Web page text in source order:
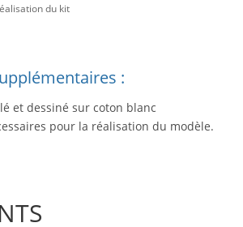
du kit
:
et dessiné sur coton blanc
pour la réalisation du modèle.